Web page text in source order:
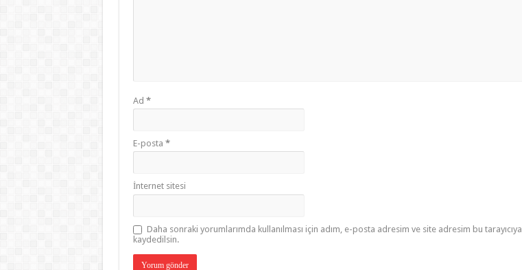
Ad *
E-posta *
İnternet sitesi
Daha sonraki yorumlarımda kullanılması için adım, e-posta adresim ve site adresim bu tarayıcıya
kaydedilsin.